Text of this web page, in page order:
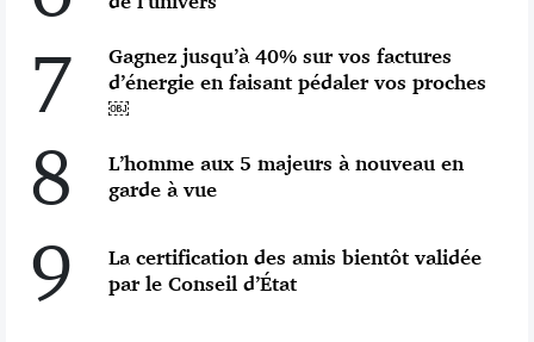
7
Gagnez jusqu’à 40% sur vos factures
d’énergie en faisant pédaler vos proches
￼
8
L’homme aux 5 majeurs à nouveau en
garde à vue
9
La certification des amis bientôt validée
par le Conseil d’État